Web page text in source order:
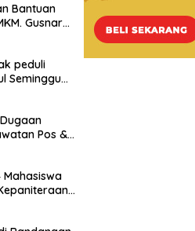
Bantuan
Gusnar
peduli
Seminggu
Pos &
Mahasiswa